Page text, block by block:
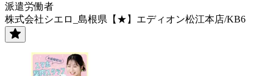
派遣労働者
株式会社シエロ_島根県【★】エディオン松江本店/KB6